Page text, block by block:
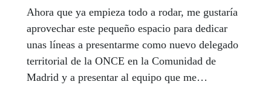
Ahora que ya empieza todo a rodar, me gustaría
aprovechar este pequeño espacio para dedicar
unas líneas a presentarme como nuevo delegado
territorial de la ONCE en la Comunidad de
Madrid y a presentar al equipo que me